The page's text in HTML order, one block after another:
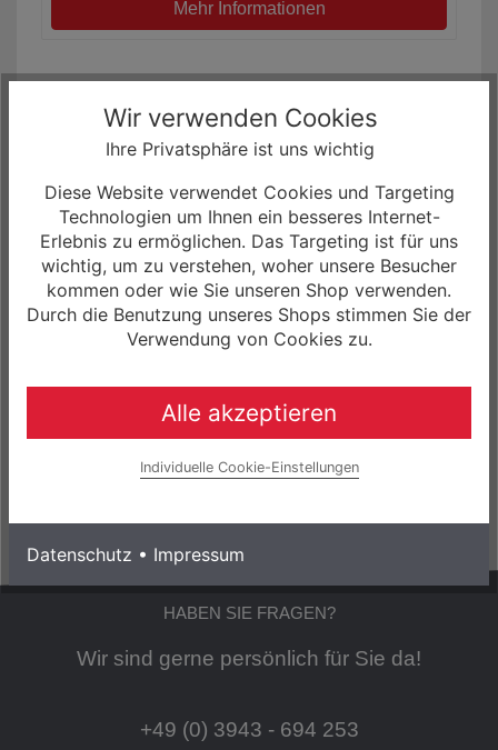
Mehr Informationen
Focus Atlas 8.8 Gravel Bike
ab 61,65 € / Monat
HABEN SIE FRAGEN?
Wir sind gerne persönlich für Sie da!
+49 (0) 3943 - 694 253
Wir verwenden Cookies
Ihre Privatsphäre ist uns wichtig
Diese Website verwendet Cookies und Targeting
Technologien um Ihnen ein besseres Internet-
Erlebnis zu ermöglichen. Das Targeting ist für uns
wichtig, um zu verstehen, woher unsere Besucher
kommen oder wie Sie unseren Shop verwenden.
Durch die Benutzung unseres Shops stimmen Sie der
Verwendung von Cookies zu.
Alle akzeptieren
Individuelle Cookie-Einstellungen
Datenschutz • Impressum